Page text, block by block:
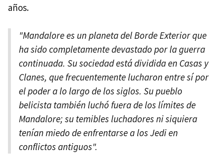
años.
"Mandalore es un planeta del Borde Exterior que
ha sido completamente devastado por la guerra
continuada. Su sociedad está dividida en Casas y
Clanes, que frecuentemente lucharon entre sí por
el poder a lo largo de los siglos. Su pueblo
belicista también luchó fuera de los límites de
Mandalore; su temibles luchadores ni siquiera
tenían miedo de enfrentarse a los Jedi en
conflictos antiguos".